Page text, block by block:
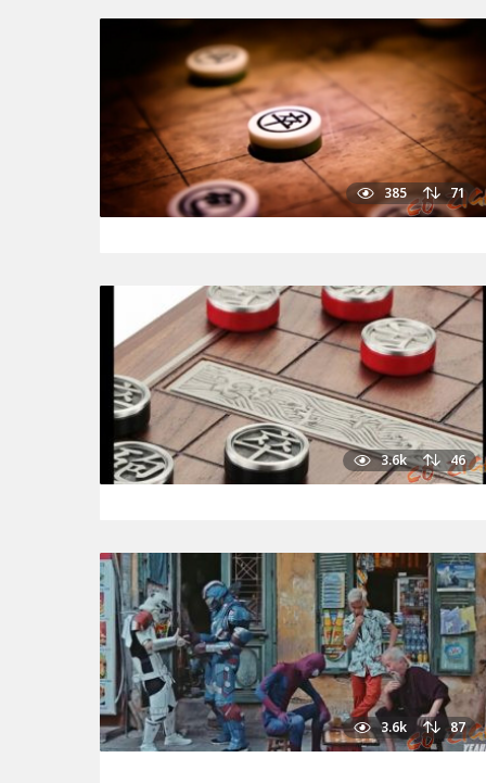
385 71
3.6k 46
3.6k 87